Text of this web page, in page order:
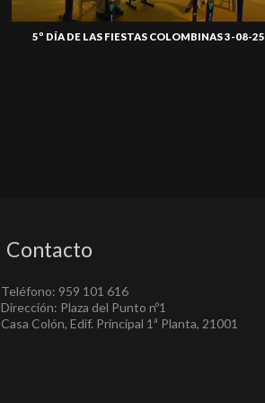
5º DÍA DE LAS FIESTAS COLOMBINAS 3-08-25
Contacto
Teléfono: 959 101 616
Dirección: Plaza del Punto nº1
Casa Colón, Edif. Principal 1ª Planta, 21001